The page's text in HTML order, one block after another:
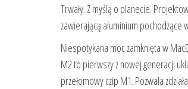
Trwały. Z myślą o planecie.
zawierającą aluminium pochodzące
Niespotykana moc zamknięta w
M2 to pierwszy z nowej generacji
przełomowy czip M1. Pozwala